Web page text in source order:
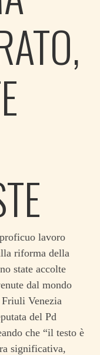
lavoro
riforma della
state accolte
dal mondo
Venezia
del Pd
che “il testo è
significativa,